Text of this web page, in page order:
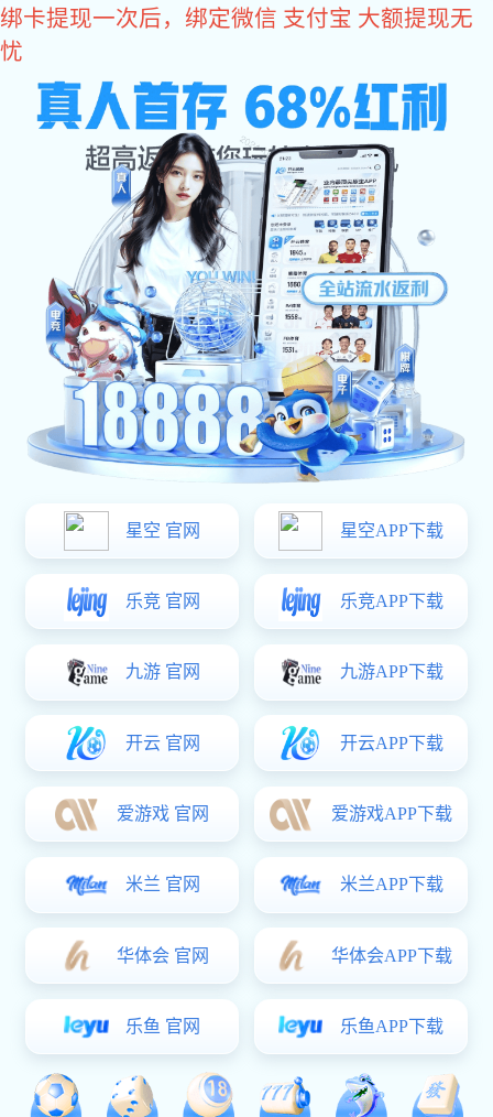
焦点娱乐
高品质金属配件定制
企业历程
企业·历程
CORPORATE HISTORY
2021年
6月
公司被授予2020年度广东省守合同重信用企业
2020年
6月
2019年
公司被授予2018年度广东省守合同重信用企业
2015年